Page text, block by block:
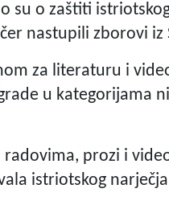
su o zaštiti
nastupili zborovi iz
za literaturu i
u kategorijama
radovima, prozi i
istriotskog